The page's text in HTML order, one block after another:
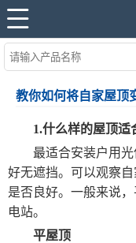
教你如何将自家屋顶
1.什么样的屋顶适
最适合安装户用
好无遮挡。可以观察
是否良好。一般来说
电站。
平屋顶